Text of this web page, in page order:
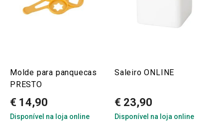
Molde para panquecas
PRESTO
€ 14,90
Disponível na loja online
Saleiro ONLINE
€ 23,90
Disponível na loja online